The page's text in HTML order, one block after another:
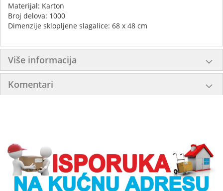
Materijal: Karton
Broj delova: 1000
Dimenzije sklopljene slagalice: 68 x 48 cm
Više informacija
Komentari